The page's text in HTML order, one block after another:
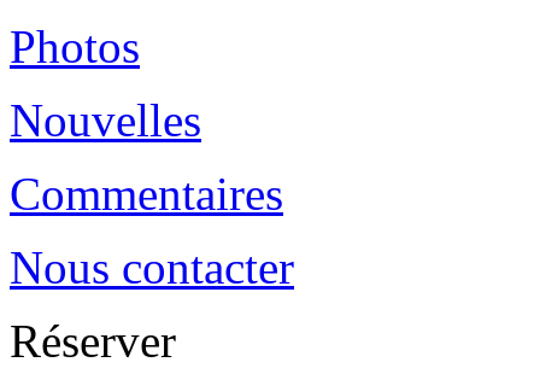
Photos
Nouvelles
Commentaires
Nous contacter
Réserver